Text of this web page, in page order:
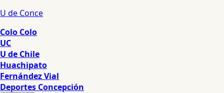
U de Conce
Colo Colo
UC
U de Chile
Huachipato
Fernández Vial
Deportes Concepción